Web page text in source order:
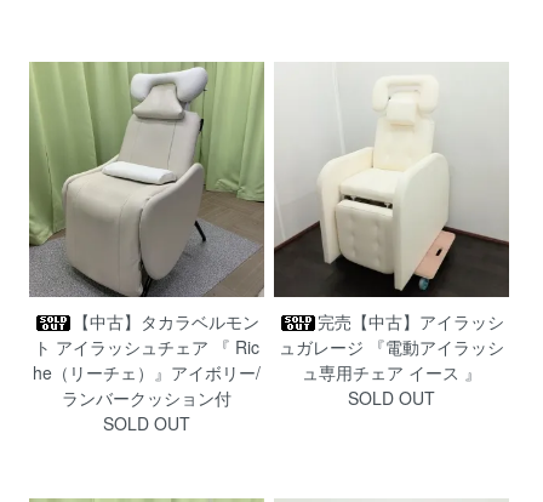
【中古】タカラベルモン
ト アイラッシュチェア 『 Ric
he（リーチェ）』アイボリー/
ランバークッション付
SOLD OUT
完売【中古】アイラッシ
ュガレージ 『電動アイラッシ
ュ専用チェア イース 』
SOLD OUT